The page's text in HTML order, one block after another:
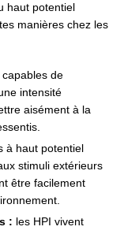
haut potentiel
manières chez les
de
intensité
aisément à la
à haut potentiel
stimuli extérieurs
être facilement
: les HPI vivent